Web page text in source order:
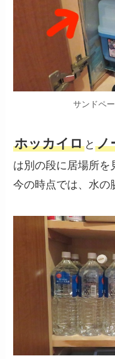
サンドペ
ホッカイロ とノ
は別の段に居場所を
今の時点では、水の